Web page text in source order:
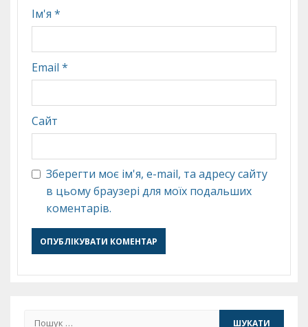
Ім'я *
Email *
Сайт
Зберегти моє ім'я, e-mail, та адресу сайту
в цьому браузері для моїх подальших
коментарів.
Пошук: